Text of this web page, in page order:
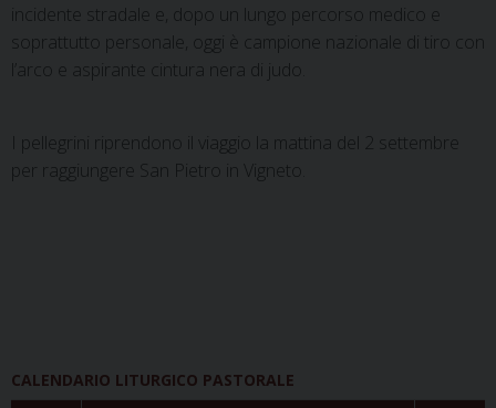
incidente stradale e, dopo un lungo percorso medico e
soprattutto personale, oggi è campione nazionale di tiro con
l’arco e aspirante cintura nera di judo.
I pellegrini riprendono il viaggio la mattina del 2 settembre
per raggiungere San Pietro in Vigneto.
CALENDARIO LITURGICO PASTORALE